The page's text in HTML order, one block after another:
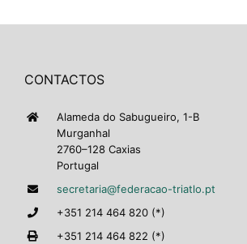
CONTACTOS
Alameda do Sabugueiro, 1-B
Murganhal
2760–128 Caxias
Portugal
secretaria@federacao-triatlo.pt
+351 214 464 820 (*)
+351 214 464 822 (*)